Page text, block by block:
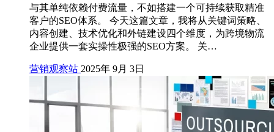
与其单纯依赖付费流量，不如搭建一个可持续获取精准
客户的SEO体系。 今天这篇文章，我将从关键词策略、
内容创建、技术优化和外链建设四个维度，为跨境物流
企业提供一套实操性极强的SEO方案。 关…
营销观察站 2025年 9月 3日